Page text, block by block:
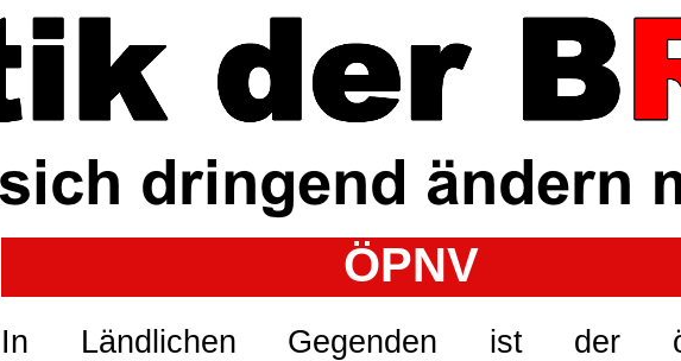
In Ländlichen Gegenden ist der
ÖPNV